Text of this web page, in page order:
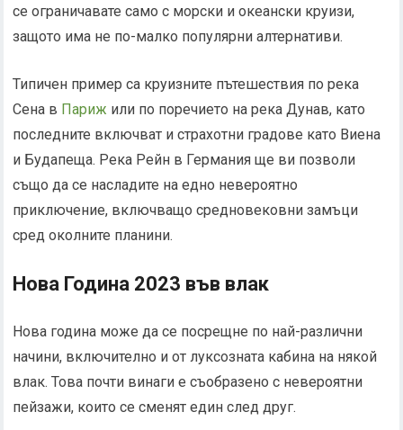
се ограничавате само с морски и океански круизи,
защото има не по-малко популярни алтернативи.
Типичен пример са круизните пътешествия по река
Сена в Париж или по поречието на река Дунав, като
последните включват и страхотни градове като Виена
и Будапеща. Река Рейн в Германия ще ви позволи
също да се насладите на едно невероятно
приключение, включващо средновековни замъци
сред околните планини.
Нова Година 2023 във влак
Нова година може да се посрещне по най-различни
начини, включително и от луксозната кабина на някой
влак. Това почти винаги е съобразено с невероятни
пейзажи, които се сменят един след друг.